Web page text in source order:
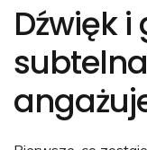
Dźwięk